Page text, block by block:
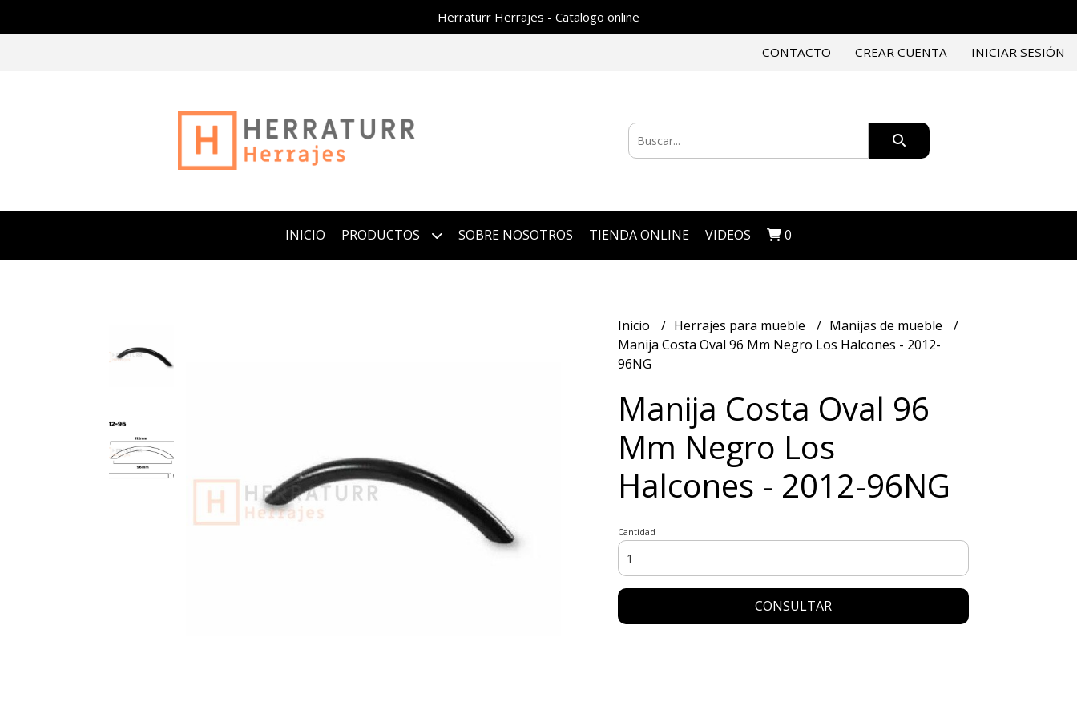
Herraturr Herrajes - Catalogo online
CONTACTO CREAR CUENTA INICIAR SESIÓN
INICIO PRODUCTOS SOBRE NOSOTROS TIENDA ONLINE VIDEOS 0
Inicio Herrajes para mueble
Manijas de mueble
Manija Costa Oval 96 Mm Negro Los Halcones - 2012-
96NG
Manija Costa Oval 96
Mm Negro Los
Halcones - 2012-96NG
Cantidad
CONSULTAR